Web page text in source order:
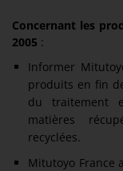
Concernant les
2005 :
Informer
produits en fin
du traitement
matières
recyclées.
Mitutoyo France